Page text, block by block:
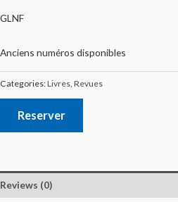
GLNF
Anciens numéros disponibles
Categories:Livres, Revues
Reserver
Reviews (0)